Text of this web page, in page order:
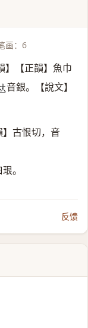
画：6
】【正韻】魚巾
音銀。【說文】
古恨切，音
。
反馈